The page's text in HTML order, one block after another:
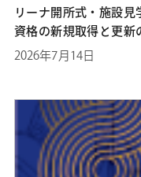
リーナ開所式・施設見
資格の新規取得と更新
2026年7月14日